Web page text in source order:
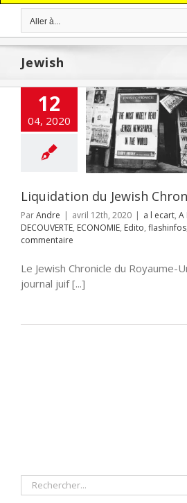
Aller à...
Jewish
12
04, 2020
du Jewish
DECOUVERTE
Liquidation du Jewish
ParAndre | avril 12th, 2020 | a l ecart, A
DECOUVERTE, ECONOMIE, Edito, flashinfos
commentaire
Le Jewish Chronicle du Royaume-
journal juif [...]
Rechercher: